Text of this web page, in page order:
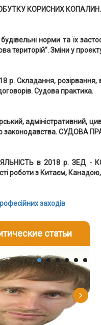
КОРИСНИХ КОПАЛИН.
норми та їх
територій". Зміни у
Складання, розірвання,
Судова практика.
адміністративний,
законодавства. СУДОВА
в 2018 р. ЗЕД -
роботи з Китаєм,
заходів
статьи
0408-05